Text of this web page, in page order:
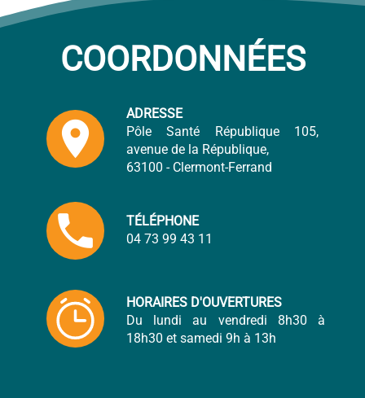
COORDONNÉES
ADRESSE
Pôle Santé République 105,
avenue de la République,
63100 - Clermont-Ferrand
location_on
TÉLÉPHONE
04 73 99 43 11
local_phone
HORAIRES D'OUVERTURES
Du lundi au vendredi 8h30 à
18h30 et samedi 9h à 13h